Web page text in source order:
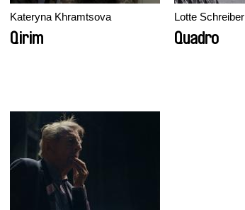
Kateryna Khramtsova
Qirim
Lotte Schreiber
Quadro